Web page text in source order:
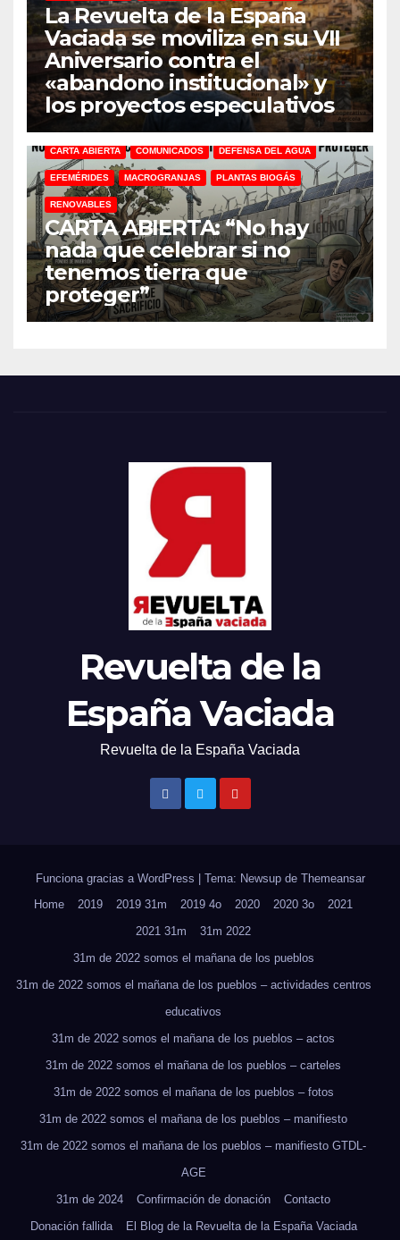
La Revuelta de la España
Vaciada se moviliza en su VII
Aniversario contra el
«abandono institucional» y
los proyectos especulativos
CARTA ABIERTA COMUNICADOS DEFENSA DEL AGUA
EFEMÉRIDES MACROGRANJAS PLANTAS BIOGÁS
RENOVABLES
CARTA ABIERTA: “No hay
nada que celebrar si no
tenemos tierra que
proteger”
Revuelta de la
España Vaciada
Revuelta de la España Vaciada
Funciona gracias a WordPress | Tema: Newsup de Themeansar
Home
2019 2019 31m 2019 4o 2020 2020 3o
2021
2021 31m
31m 2022
31m de 2022 somos el mañana de los pueblos
31m de 2022 somos el mañana de los pueblos – actividades centros
educativos
31m de 2022 somos el mañana de los pueblos – actos
31m de 2022 somos el mañana de los pueblos – carteles
31m de 2022 somos el mañana de los pueblos – fotos
31m de 2022 somos el mañana de los pueblos – manifiesto
31m de 2022 somos el mañana de los pueblos – manifiesto GTDL-
AGE
31m de 2024
Confirmación de donación
Contacto
Donación fallida
El Blog de la Revuelta de la España Vaciada